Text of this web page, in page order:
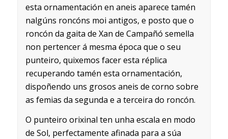
esta ornamentación en aneis aparece tamén
nalgúns roncóns moi antigos, e posto que o
roncón da gaita de Xan de Campañó semella
non pertencer á mesma época que o seu
punteiro, quixemos facer esta réplica
recuperando tamén esta ornamentación,
dispoñendo uns grosos aneis de corno sobre
as femias da segunda e a terceira do roncón.
O punteiro orixinal ten unha escala en modo
de Sol, perfectamente afinada para a súa